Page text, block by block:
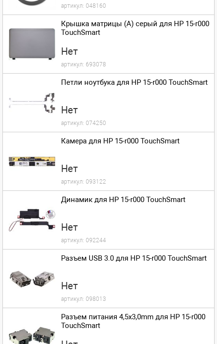
артикул: 048160
Крышка матрицы (A) серый для HP 15-r000
TouchSmart
Нет
артикул: 693078
Петли ноутбука для HP 15-r000 TouchSmart
Нет
артикул: 074250
Камера для HP 15-r000 TouchSmart
Нет
артикул: 093122
Динамик для HP 15-r000 TouchSmart
Нет
артикул: 092244
Разъем USB 3.0 для HP 15-r000 TouchSmart
Нет
артикул: 098013
Разъем питания 4,5x3,0mm для HP 15-r000
TouchSmart